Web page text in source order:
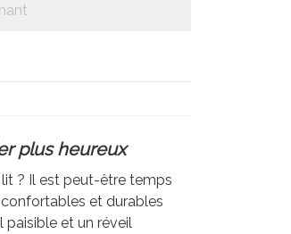
plus heureux
? Il est peut-être temps
et durables
et un réveil